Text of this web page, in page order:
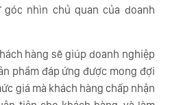
nhìn chủ quan của doanh
hàng sẽ giúp doanh nghiệp
phẩm đáp ứng được mong đợi
giá mà khách hàng chấp nhận